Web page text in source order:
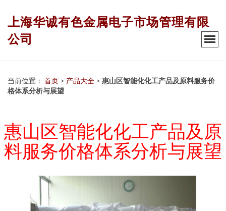
上海华诚有色金属电子市场管理有限
公司
当前位置： 首页 > 产品大全 > 惠山区智能化化工产品及原料服务价
格体系分析与展望
惠山区智能化化工产品及原
料服务价格体系分析与展望